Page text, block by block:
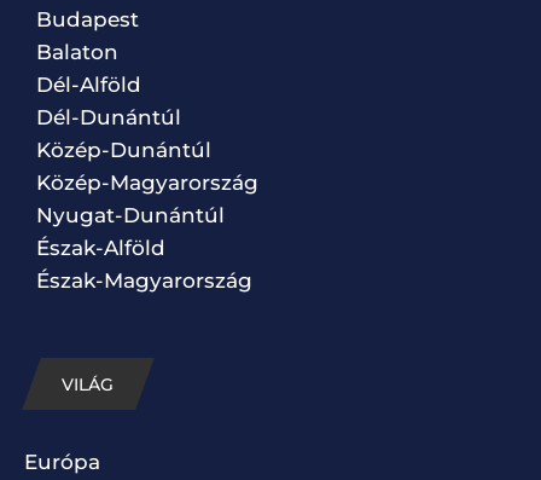
Budapest
Balaton
Dél-Alföld
Dél-Dunántúl
Közép-Dunántúl
Közép-Magyarország
Nyugat-Dunántúl
Észak-Alföld
Észak-Magyarország
VILÁG
Európa